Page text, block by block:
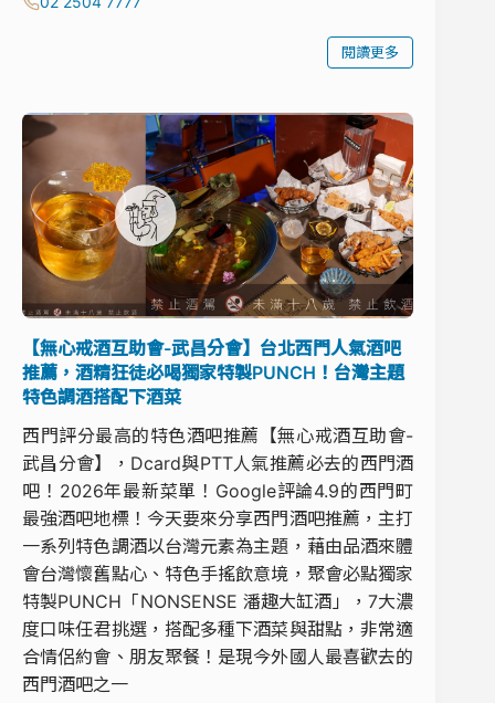
閱讀更多
【無心戒酒互助會-武昌分會】台北西門人氣酒吧
推薦，酒精狂徒必喝獨家特製PUNCH！台灣主題
特色調酒搭配下酒菜
西門評分最高的特色酒吧推薦【無心戒酒互助會-
武昌分會】，Dcard與PTT人氣推薦必去的西門酒
吧！2026年最新菜單！Google評論4.9的西門町
最強酒吧地標！今天要來分享西門酒吧推薦，主打
一系列特色調酒以台灣元素為主題，藉由品酒來體
會台灣懷舊點心、特色手搖飲意境，聚會必點獨家
特製PUNCH「NONSENSE 潘趣⼤缸酒」，7大濃
度口味任君挑選，搭配多種下酒菜與甜點，非常適
合情侶約會、朋友聚餐！是現今外國人最喜歡去的
西門酒吧之一